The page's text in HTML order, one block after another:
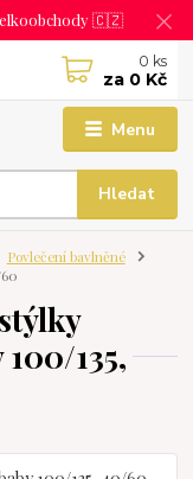
🇨🇿
Menu
Hledat
0 ks
za 0 Kč
Povlečení bavlněné
135,